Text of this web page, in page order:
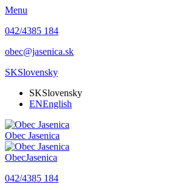
Menu
042/4385 184
obec@jasenica.sk
SKSlovensky
SKSlovensky
ENEnglish
Obec Jasenica
ObecJasenica
042/4385 184